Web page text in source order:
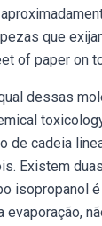
que
of paper on
dessas
de cadeia
Existem
isopropanol
evaporação,